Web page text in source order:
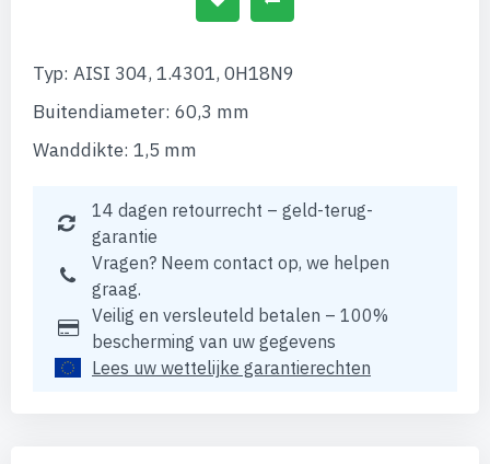
Typ: AISI 304, 1.4301, 0H18N9
Buitendiameter: 60,3 mm
Wanddikte: 1,5 mm
14 dagen retourrecht – geld-terug-
garantie
Vragen? Neem contact op, we helpen
graag.
Veilig en versleuteld betalen – 100%
bescherming van uw gegevens
Lees uw wettelijke garantierechten